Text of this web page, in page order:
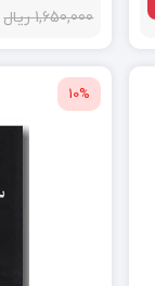
1,650,000 ریال
10%